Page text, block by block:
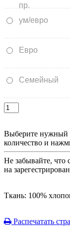
пр.
ум/евро
Евро
Семейный
Выберите нужный
количество и
Не забывайте, что
на
Ткань: 100%
Распечатать